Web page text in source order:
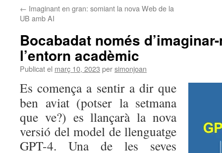
← Imaginant en gran: somiant la nova Web de la
UB amb AI
Bocabadat només d’imaginar-
l’entorn acadèmic
Publicat el març 10, 2023 persimonjoan
Es comença a sentir a dir que
ben aviat (potser la setmana
que ve?) es llançarà la nova
versió del model de llenguatge
GPT-4. Una de les seves